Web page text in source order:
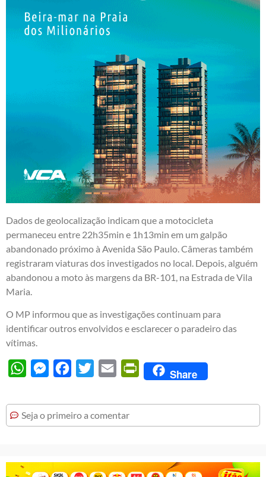
Dados de geolocalização indicam que a motocicleta
permaneceu entre 22h35min e 1h13min em um galpão
abandonado próximo à Avenida São Paulo. Câmeras também
registraram viaturas dos investigados no local. Depois, alguém
abandonou a moto às margens da BR-101, na Estrada de Vila
Maria.
O MP informou que as investigações continuam para
identificar outros envolvidos e esclarecer o paradeiro das
vítimas.
WhatsAppMessengerFacebook
Twitter Email PrintFriendly
Share
Seja o primeiro a comentar